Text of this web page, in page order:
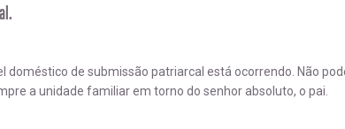
doméstico de submissão patriarcal está ocorrendo. Não
a unidade familiar em torno do senhor absoluto, o pai.